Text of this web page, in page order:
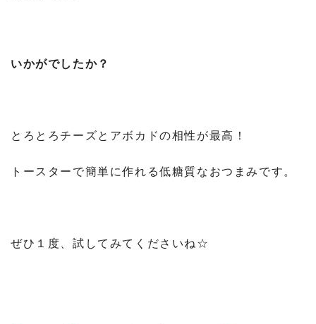
いかがでしたか？
とろとろチーズとアボカドの相性が最高！
トースターで簡単に作れる低糖質なおつまみです。
ぜひ１度、試してみてくださいね☆